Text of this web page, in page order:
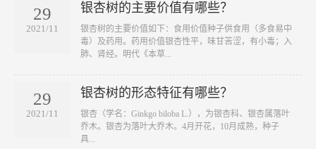
29
2021/11
银杏树的主要价值有哪些？
银杏树的主要价值如下：食用价值种子供食用（多食易中
毒）及药用。药用价值银杏性平，味甘苦涩，有小毒；入
肺、肾经。明代《本草...
29
2021/11
银杏树的形态特征有哪些？
银杏（学名：Ginkgo biloba L.），为银杏科、银杏属落叶
乔木。银杏为落叶大乔木。4月开花，10月成熟，种子
具...